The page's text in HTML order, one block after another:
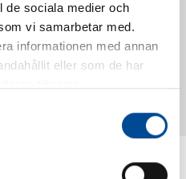
de sociala medier och
vi samarbetar med.
informationen med annan
eller som de har
Spårkniv Mördarsnigeln
62617